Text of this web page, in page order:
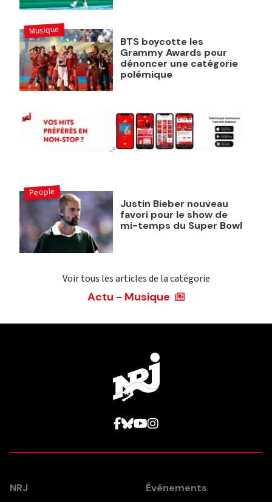
BTS boycotte les
Grammy Awards pour
dénoncer une catégorie
polémique
Musique
Justin Bieber nouveau
favori pour le show de
mi-temps du Super Bowl
People
Voir tous les articles de la catégorie
Actu - Musique
NRJ Événements